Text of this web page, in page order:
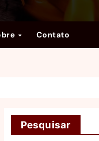
Contato
Pesquisar